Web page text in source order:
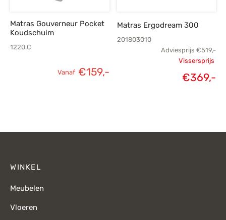
Matras Gouverneur Pocket
Koudschuim
1220.C
Vanaf €159,-
Matras Ergodream 300
201803010
Adviesprijs €519,-
Vissersprijs
€369,-
WINKEL
Meubelen
Vloeren